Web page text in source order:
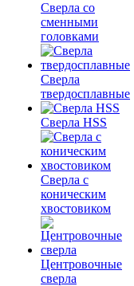
Сверла со
сменными
головками
Сверла
твердосплавные
Сверла HSS
Сверла с
коническим
хвостовиком
Центровочные
сверла